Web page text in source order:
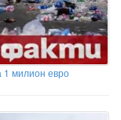
1 милион евро